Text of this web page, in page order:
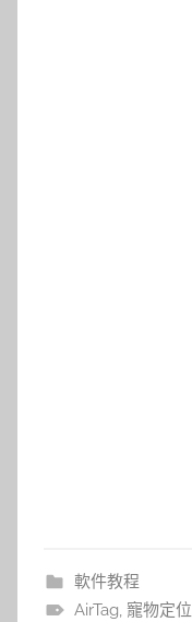
軟件教程
AirTag, 寵物定位